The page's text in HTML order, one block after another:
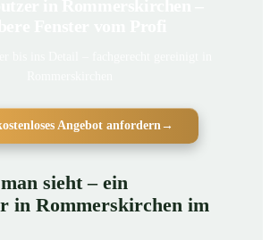
Angebot anfordern→
sieht – ein
in Rommerskirchen im